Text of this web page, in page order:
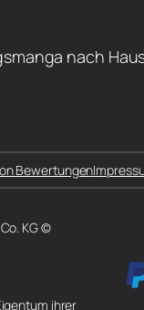
nach
Bewertungen
KG ©
ihrer